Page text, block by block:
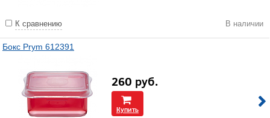
К сравнению В наличии
Бокс Prym 612391
260 руб.
Купить